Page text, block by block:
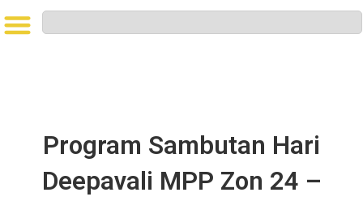
Program Sambutan Hari
Deepavali MPP Zon 24 –